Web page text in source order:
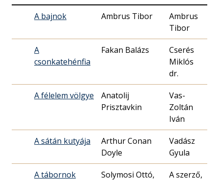
A bajnok Ambrus Tibor
Ambrus
Tibor
A
csonkatehénfia
Fakan Balázs
Cserés
Miklós
dr.
A félelem völgye
Anatolij
Prisztavkin
Vas-
Zoltán
Iván
A sátán kutyája
Arthur Conan
Doyle
Vadász
Gyula
A tábornok
Solymosi Ottó,
A szerző,